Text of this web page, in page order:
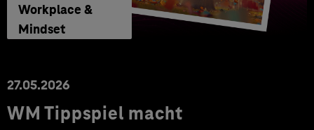
Workplace &
Mindset
27.05.2026
WM Tippspiel macht